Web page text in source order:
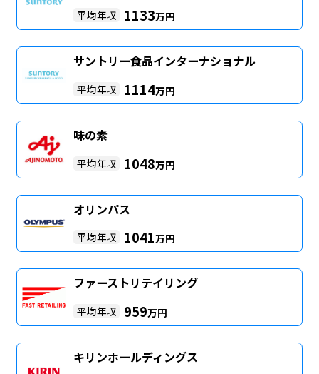
平均年収 1133万円
サントリー食品インターナショナル
平均年収 1114万円
味の素
平均年収 1048万円
オリンパス
平均年収 1041万円
ファーストリテイリング
平均年収 959万円
キリンホールディングス